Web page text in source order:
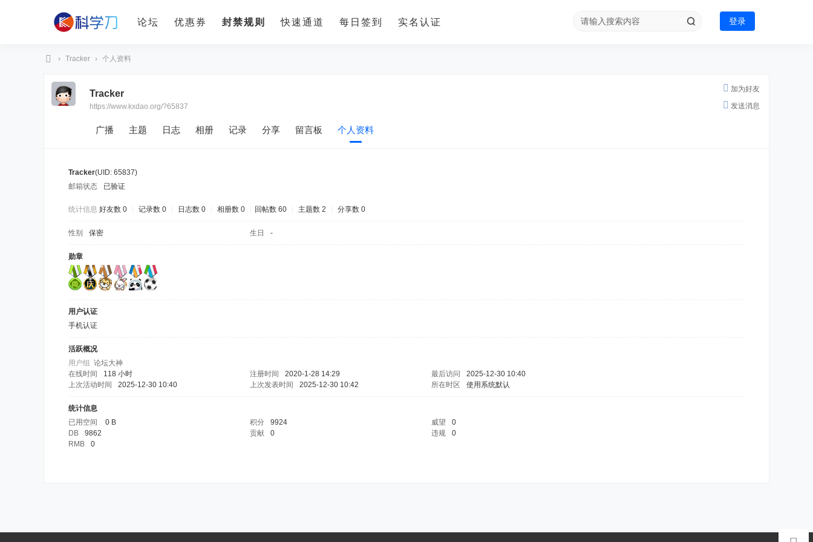
论坛 优惠券 封禁规则 快速通道 每日签到 实名认证 登录
› Tracker › 个人资料
加为好友
发送消息
Tracker
https://www.kxdao.org/?65837
广播 主题 日志 相册 记录 分享 留言板 个人资料
Tracker(UID: 65837)
邮箱状态
已验证
统计信息 好友数 0 记录数 0 日志数 0 相册数 0 回帖数 60 主题数 2 分享数 0
性别 保密 生日 -
勋章
用户认证
手机认证
活跃概况
用户组 论坛大神
在线时间
118 小时 注册时间 2020-1-28 14:29 最后访问
2025-12-30 10:40
上次活动时间
2025-12-30 10:40 上次发表时间 2025-12-30 10:42 所在时区 使用系统默认
统计信息
已用空间
0 B 积分 9924 威望
0
DB
9862 贡献 0 违规
0
RMB
0